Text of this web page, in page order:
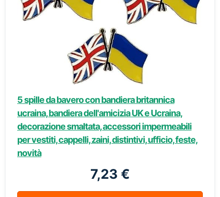
5 spille da bavero con bandiera britannica
ucraina, bandiera dell'amicizia UK e Ucraina,
decorazione smaltata, accessori impermeabili
per vestiti, cappelli, zaini, distintivi, ufficio, feste,
novità
7,23 €